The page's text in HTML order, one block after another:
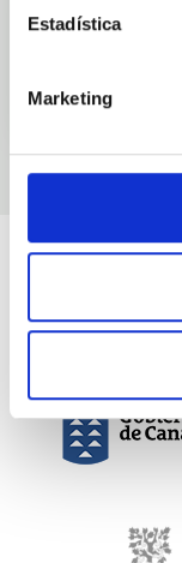
Estadística
Marketing